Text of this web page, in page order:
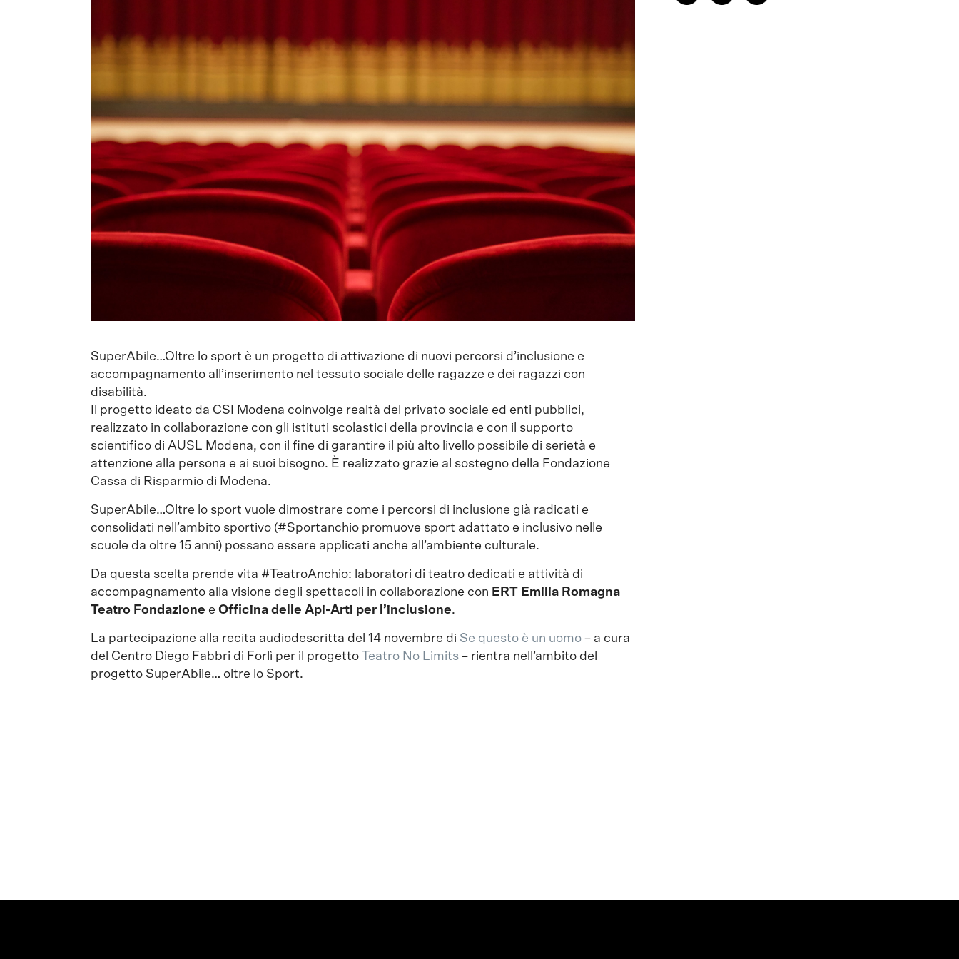
SuperAbile…Oltre lo sport è un progetto di attivazione di nuovi percorsi d’inclusione e
accompagnamento all’inserimento nel tessuto sociale delle ragazze e dei ragazzi con
disabilità.
Il progetto ideato da CSI Modena coinvolge realtà del privato sociale ed enti pubblici,
realizzato in collaborazione con gli istituti scolastici della provincia e con il supporto
scientifico di AUSL Modena, con il fine di garantire il più alto livello possibile di serietà e
attenzione alla persona e ai suoi bisogno. È realizzato grazie al sostegno della Fondazione
Cassa di Risparmio di Modena.
SuperAbile…Oltre lo sport vuole dimostrare come i percorsi di inclusione già radicati e
consolidati nell’ambito sportivo (#Sportanchio promuove sport adattato e inclusivo nelle
scuole da oltre 15 anni) possano essere applicati anche all’ambiente culturale.
Da questa scelta prende vita #TeatroAnchio: laboratori di teatro dedicati e attività di
accompagnamento alla visione degli spettacoli in collaborazione con ERT Emilia Romagna
Teatro Fondazione e Officina delle Api-Arti per l’inclusione.
La partecipazione alla recita audiodescritta del 14 novembre di Se questo è un uomo – a cura
del Centro Diego Fabbri di Forlì per il progetto Teatro No Limits – rientra nell’ambito del
progetto SuperAbile… oltre lo Sport.